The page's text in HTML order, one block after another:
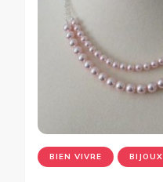
BIEN VIVRE BIJOUX